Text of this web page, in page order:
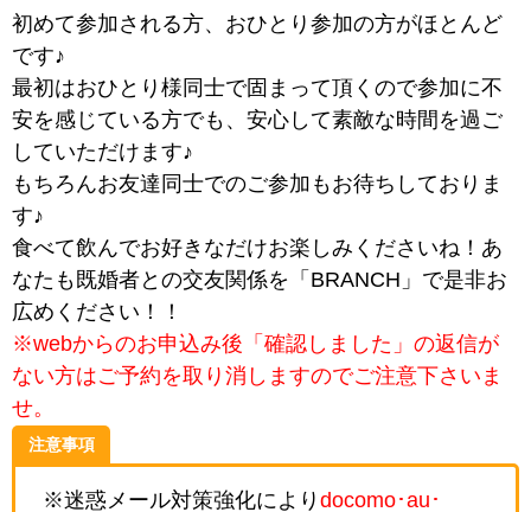
初めて参加される方、おひとり参加の方がほとんど
です♪
最初はおひとり様同士で固まって頂くので参加に不
安を感じている方でも、安心して素敵な時間を過ご
していただけます♪
もちろんお友達同士でのご参加もお待ちしておりま
す♪
食べて飲んでお好きなだけお楽しみくださいね！あ
なたも既婚者との交友関係を「BRANCH」で是非お
広めください！！
※webからのお申込み後「確認しました」の返信が
ない方はご予約を取り消しますのでご注意下さいま
せ。
注意事項
※迷惑メール対策強化により docomo･au･